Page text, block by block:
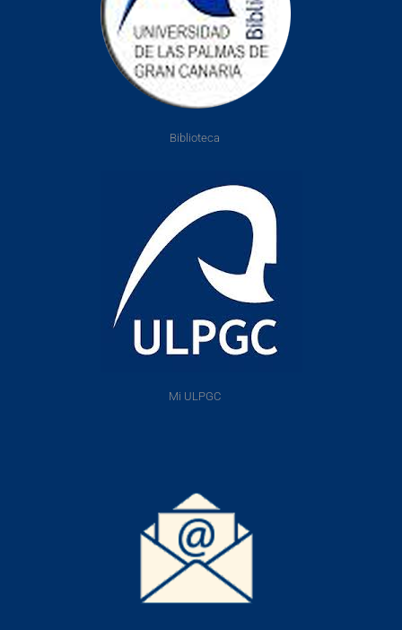
Biblioteca
Mi ULPGC